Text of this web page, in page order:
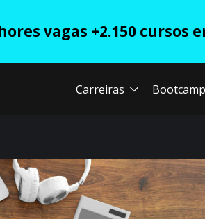
vagas +2.150 cursos
Carreiras